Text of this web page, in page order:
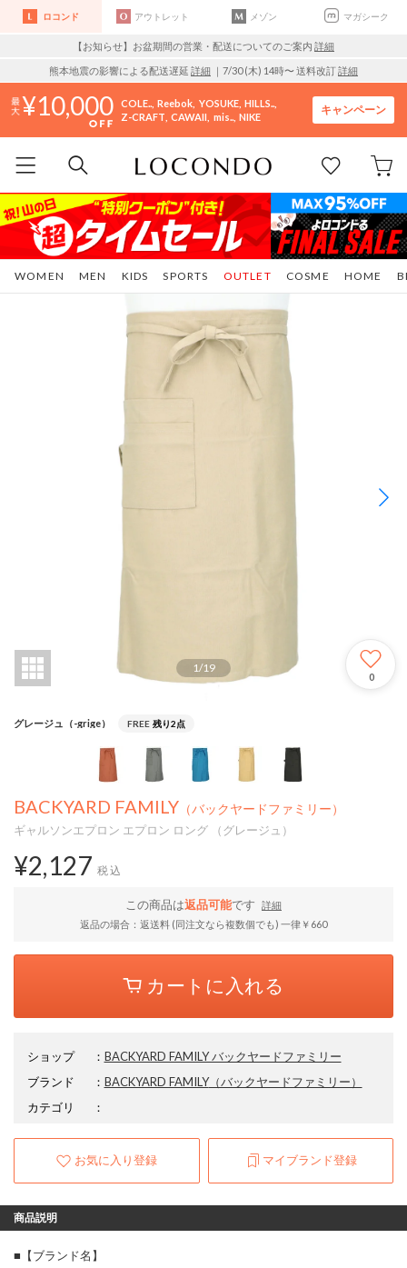
ロコンド アウトレット メゾン マガシーク
【お知らせ】お盆期間の営業・配送についてのご案内 詳細
熊本地震の影響による配送遅延 詳細 ｜7/30 (木) 14時〜 送料改訂詳細
10,000 COLE.. Reebok YOSUKE HILLS..
Z-CRAFT CAWAII mis.. NIKE
キャンペーン
WOMEN MEN KIDS SPORTS COSME HOME
OUTLET
1/19
0
グレージュ（-grige） FREE 残り2点
BACKYARD FAMILY （バックヤードファミリー）
ギャルソンエプロン エプロン ロング （グレージュ）
¥2,127 税込
この商品は返品可能です
詳細
返品の場合：返送料 (同注文なら複数個でも) 一律￥660
カートに入れる
ショップ ： BACKYARD FAMILY バックヤードファミリー
ブランド
： BACKYARD FAMILY（バックヤードファミリー）
カテゴリ
：
お気に入り登録 マイブランド登録
商品説明
■【ブランド名】